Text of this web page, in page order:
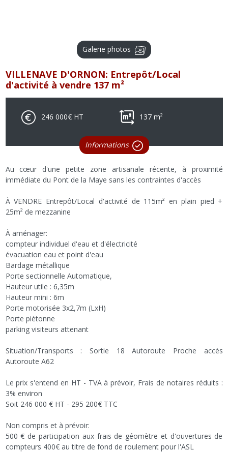
Galerie photos
VILLENAVE D'ORNON: Entrepôt/Local
d'activité à vendre 137 m²
246 000€ HT 137 m²
Informations
Au cœur d'une petite zone artisanale récente, à proximité
immédiate du Pont de la Maye sans les contraintes d'accès
À VENDRE Entrepôt/Local d'activité de 115m² en plain pied +
25m² de mezzanine
À aménager:
compteur individuel d'eau et d'électricité
évacuation eau et point d'eau
Bardage métallique
Porte sectionnelle Automatique,
Hauteur utile : 6,35m
Hauteur mini : 6m
Porte motorisée 3x2,7m (LxH)
Porte piétonne
parking visiteurs attenant
Situation/Transports : Sortie 18 Autoroute Proche accès
Autoroute A62
Le prix s'entend en HT - TVA à prévoir, Frais de notaires réduits :
3% environ
Soit 246 000 € HT - 295 200€ TTC
Non compris et à prévoir:
500 € de participation aux frais de géomètre et d'ouvertures de
compteurs 400€ au titre de fond de roulement pour l'ASL